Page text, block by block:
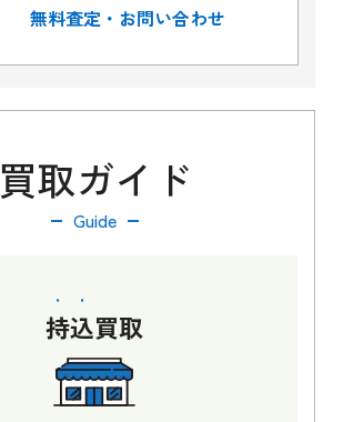
無料査定・お問い合わせ
買取ガイド
Guide
持込買取